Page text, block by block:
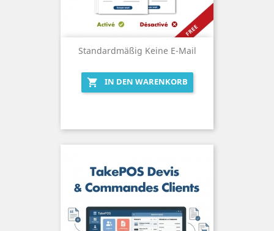
Standardmäßig Keine E-Mail
 IN DEN WARENKORB